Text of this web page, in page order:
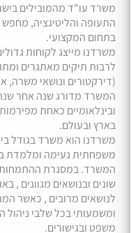
משרד עו"ד מהמובילים
התעופה והליטיגציה,
בתחום המקצועי.
משרדנו מייצג לקוחות
לרבות תיקים מאתגרים
(דירקטורים ונושאי משרה,
המשרד מדורג שנה אחר שנה
ובינלאומיים כאחת
בארץ ובעולם.
משרדנו הוא משרד בגודל
משפחתית נעימה ומלמדת בו
המשרד. במסגרת ההתמחות
שונים ובנושאים מגוונים ,
לנושאים מרובים , כאשר
ומשמעותי בכל שלבי ניהול
משפט ובגישורים.